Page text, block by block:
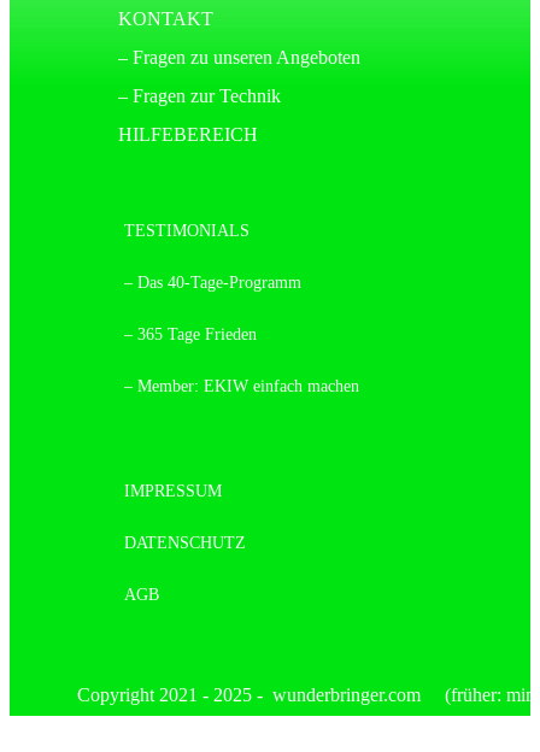
KONTAKT
– Fragen zu unseren Angeboten
– Fragen zur Technik
HILFEBEREICH
TESTIMONIALS
– Das 40-Tage-Programm
– 365 Tage Frieden
– Member: EKIW einfach machen
IMPRESSUM
DATENSCHUTZ
AGB
Copyright 2021 - 2025 - wunderbringer.com (früher: